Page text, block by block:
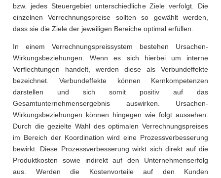
bzw. jedes Steuergebiet unterschiedliche Ziele verfolgt. Die
einzelnen Verrechnungspreise sollten so gewählt werden,
dass sie die Ziele der jeweiligen Bereiche optimal erfüllen.
In einem Verrechnungspreissystem bestehen Ursachen-
Wirkungsbeziehungen. Wenn es sich hierbei um interne
Verflechtungen handelt, werden diese als Verbundeffekte
bezeichnet. Verbundeffekte können Kernkompetenzen
darstellen und sich somit positiv auf das
Gesamtunternehmensergebnis auswirken. Ursachen-
Wirkungsbeziehungen können hingegen wie folgt aussehen:
Durch die gezielte Wahl des optimalen Verrechnungspreises
im Bereich der Koordination wird eine Prozessverbesserung
bewirkt. Diese Prozessverbesserung wirkt sich direkt auf die
Produktkosten sowie indirekt auf den Unternehmenserfolg
aus. Werden die Kostenvorteile auf den Kunden